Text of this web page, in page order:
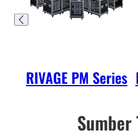
RIVAGE PM Series